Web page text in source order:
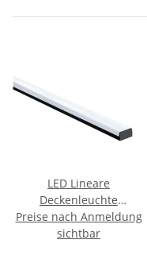
LED Lineare
Deckenleuchte
Unterbauleuchte 35W
IP20 CCT
Preise nach Anmeldung
sichtbar